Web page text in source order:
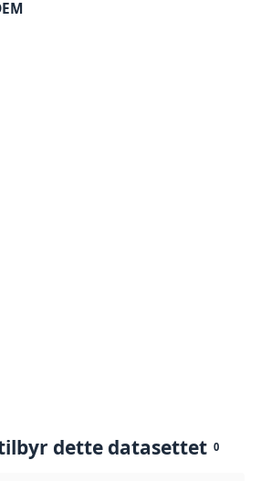
dette datasettet 0